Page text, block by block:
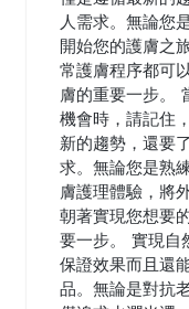
人需求。無論您
開始您的護膚之
常護膚程序都可
膚的重要一步。
機會時，請記住
新的趨勢，還要
求。無論您是熟
膚護理體驗，將
朝著實現您想要
要一步。 實現自
保證效果而且還
品。無論是對抗